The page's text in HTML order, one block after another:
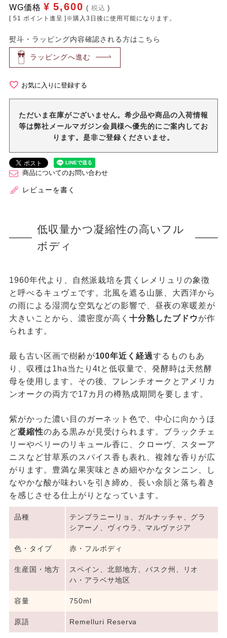
WG価格 ¥ 5,600 税込
[ 51 ポイント進呈 ]※購入3日後に使用可能になります。
熨斗・ラッピング内容確認される方はこちら
ラッピングへ進む
お気に入りに登録する
ただいま在庫がございません。希少品や商品の入荷情報
等は弊社メールマガジン会員様へ優先的にご案内してお
ります。是非ご登録くださいませ。
商品についてのお問い合わせ
レビューを書く
低収量かつ凝縮性の高いフル
ボディ
1960年代より、自然派栽培を貫くレメリュリの象徴
と呼べるキュヴェです。北風を遮る山脈、大西洋から
の雨による湿潤な空気などの影響で、昼夜の寒暖差が
大きいことから、濃密度が高く十分熟したブドウが作
られます。
最も古い区画で樹齢が100年近く経過するものもあ
り、収穫は1ha当たり4tと低収量で、発酵時は天然酵
母を使用します。その後、フレンチオークとアメリカ
ンオークの両方で17カ月の樽熟成期間を要します。
紫がかった濃い目のガーネット色で、中心に向かうほ
ど凝縮性のある黒みが見受けられます。ブラックチェ
リーやベリーのリキュール香に、クローヴ、スターア
ニスなど甘草系のスパイス香も表れ、複雑な香りが広
がります。豊満な果実味ときめ細やかなタンニン、し
なやかな酸が味わいを引き締め、長い余韻と落ち着き
を感じさせる仕上がりとなっています。
品種
テンプラニーリョ、ガルナッチャ、グラ
シアーノ、ヴィウラ、マルヴァジア
色・タイプ 赤・フルボディ
生産国・地方
スペイン、北部地方、バスク州、リオ
ハ・アラベサ地区
容量 750ml
原語 Remelluri Reserva